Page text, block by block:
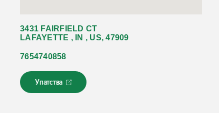
3431 FAIRFIELD CT
LAFAYETTE , IN , US, 47909
7654740858
Упатства
Л
и